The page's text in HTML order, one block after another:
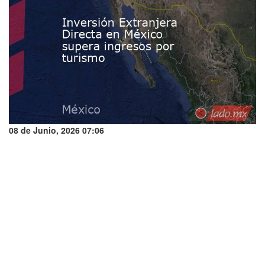
08 de Junio, 2026 07:06